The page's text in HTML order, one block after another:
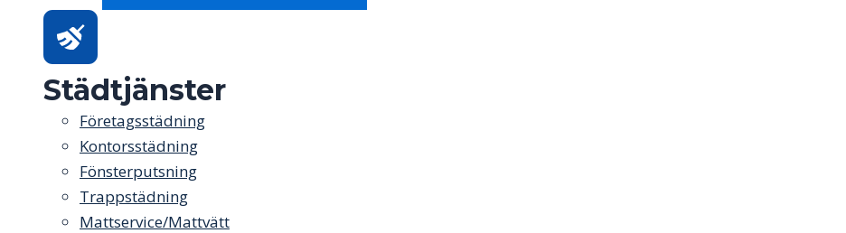
Städtjänster
Företagsstädning
Kontorsstädning
Fönsterputsning
Trappstädning
Mattservice/Mattvätt